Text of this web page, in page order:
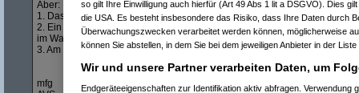
Aber:
1. Das wasser muß ich mit der Lupe suchen.
2. Ein vom menschen geschaffener Brunnen ist keine natürliche
im Wald steht). Daher themenverfehlung.
3. Am PC grausamst zu Tode bearbeitet. Das ist entsetzlich.
mfg
so gilt Ihre Einwilligung auch hierfür (Art 49 Abs 1 lit a DSGVO). Dies
die USA. Es besteht insbesondere das Risiko, dass Ihre Daten durch
Überwachungszwecken verarbeitet werden können, möglicherweise
können Sie abstellen, in dem Sie bei dem jeweiligen Anbieter in der
Wir und unsere Partner verarbeiten Daten, um
Endgeräteeigenschaften zur Identifikation aktiv abfragen. Verwendung